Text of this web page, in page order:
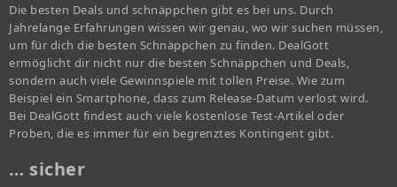
Die besten Deals und schnäppchen gibt es bei uns. Durch
Jahrelange Erfahrungen wissen wir genau, wo wir suchen müssen,
um für dich die besten Schnäppchen zu finden. DealGott
ermöglicht dir nicht nur die besten Schnäppchen und Deals,
sondern auch viele Gewinnspiele mit tollen Preise. Wie zum
Beispiel ein Smartphone, dass zum Release-Datum verlost wird.
Bei DealGott findest auch viele kostenlose Test-Artikel oder
Proben, die es immer für ein begrenztes Kontingent gibt.
… sicher